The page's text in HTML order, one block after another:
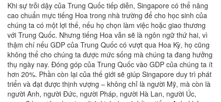
Khi sự trỗi dậy của Trung Quốc tiếp diễn, Singapore có thể nâng
cao chuẩn mực tiếng Hoa trong nhà trường để cho học sinh của
chúng ta có một lợi thế, nếu họ chọn làm việc hoặc giao thương
với Trung Quốc. Nhưng tiếng Hoa vẫn sẽ là ngôn ngữ thứ hai, vì
thậm chí nếu GDP của Trung Quốc có vượt qua Hoa Kỳ, họ cũng
không thể cho chúng ta được mức sống mà chúng ta đang hưởng
thụ ngày nay. Đóng góp của Trung Quốc vào GDP của chúng ta ít
hơn 20%. Phần còn lại của thế giới sẽ giúp Singapore duy trì phát
triển và đạt được thịnh vượng – không chỉ là người Mỹ, mà còn là
người Anh, người Đức, người Pháp, người Hà Lan, người Úc,